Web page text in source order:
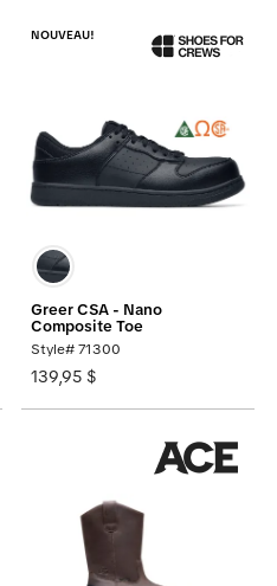
NOUVEAU!
Greer CSA - Nano
Composite Toe
Style# 71300
139,95 $